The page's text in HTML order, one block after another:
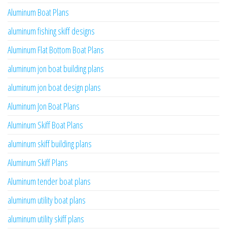
Aluminum Boat Plans
aluminum fishing skiff designs
Aluminum Flat Bottom Boat Plans
aluminum jon boat building plans
aluminum jon boat design plans
Aluminum Jon Boat Plans
Aluminum Skiff Boat Plans
aluminum skiff building plans
Aluminum Skiff Plans
Aluminum tender boat plans
aluminum utility boat plans
aluminum utility skiff plans